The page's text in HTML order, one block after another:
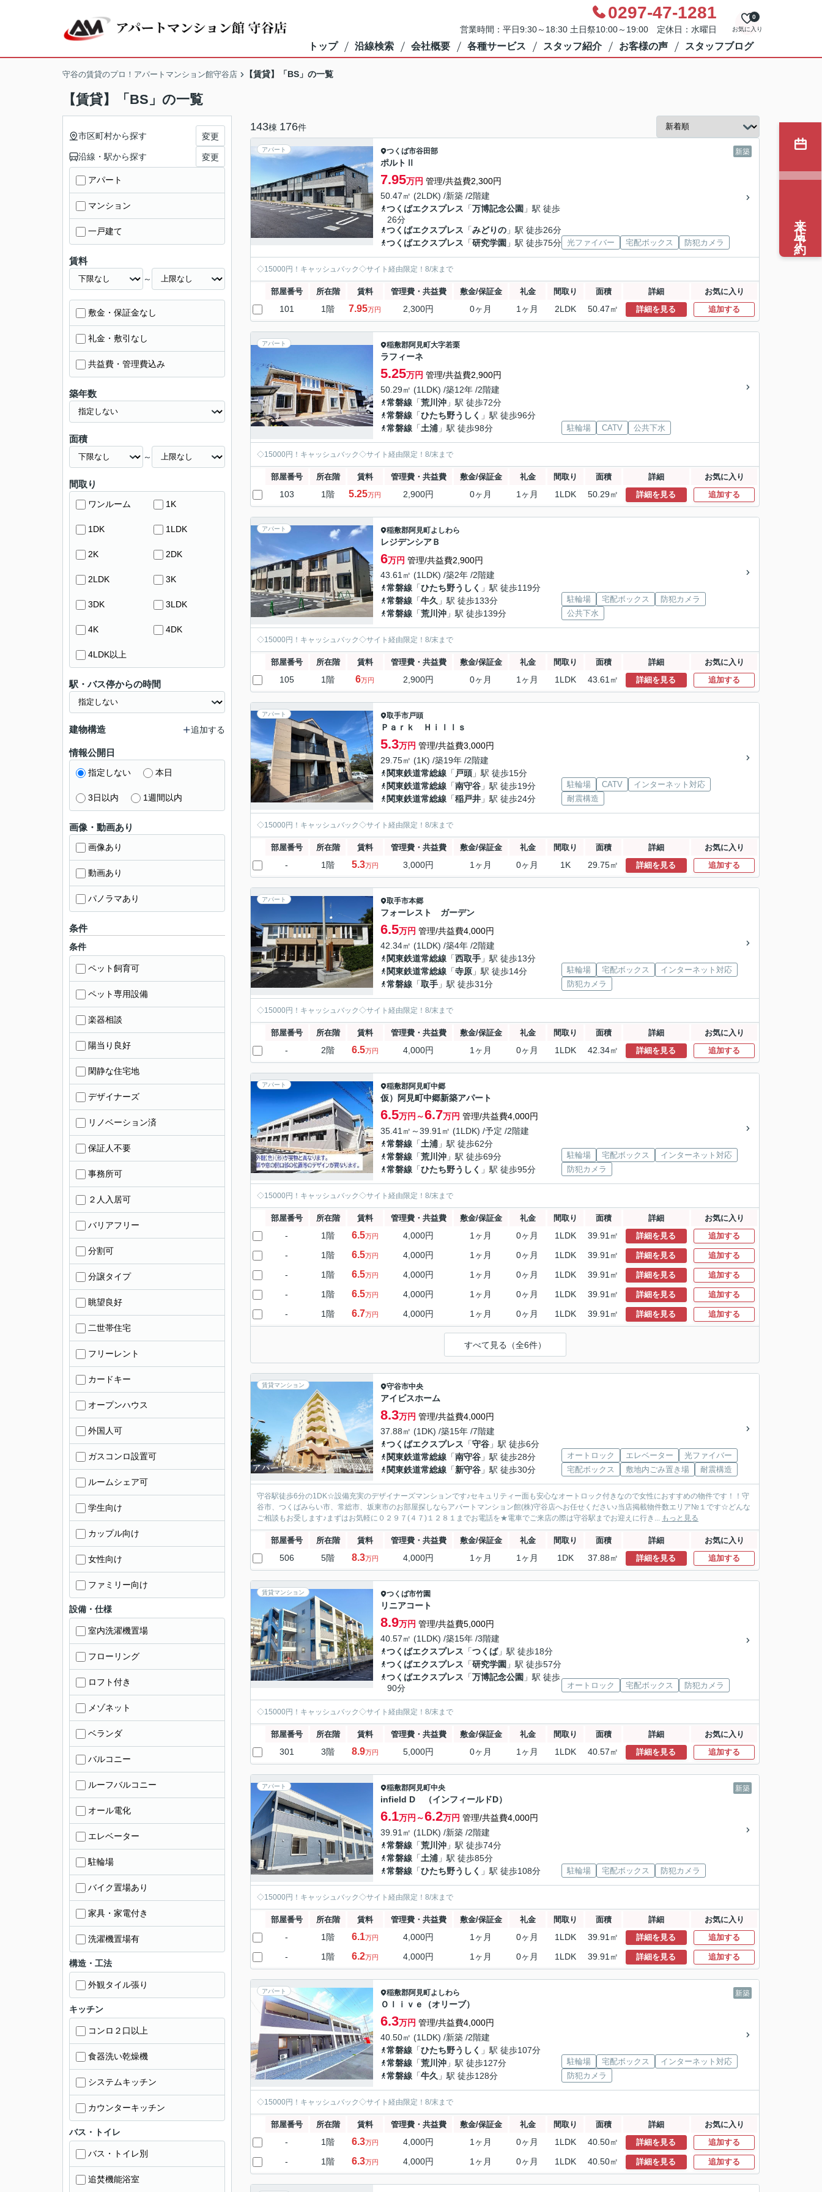
0297-47-1281
営業時間：平日9:30～18:30 土日祭10:00～19:00 定休日：水曜日 お気に入り
0
トップ 沿線検索 会社概要 各種サービス スタッフ紹介 お客様の声 スタッフブログ
守谷の賃貸のプロ！アパートマンション館守谷店 【賃貸】「BS」の一覧
【賃貸】「BS」の一覧
143棟 176件
アパート 新築
つくば市谷田部
ポルトⅡ
7.95万円 管理/共益費2,300円
50.47㎡ (2LDK) /新築 /2階建
つくばエクスプレス 「万博記念公園 」駅 徒歩
26分
つくばエクスプレス 「みどりの 」駅 徒歩26分
つくばエクスプレス 「研究学園 」駅 徒歩75分 光ファイバー 宅配ボックス 防犯カメラ
◇15000円！キャッシュバック◇サイト経由限定！8/末まで
部屋番号 所在階 賃料 管理費・共益費 敷金/保証金 礼金 間取り 面積 詳細 お気に入り
101 1階 7.95万円 2,300円 0ヶ月 1ヶ月 2LDK 50.47㎡ 詳細を見る 追加する
アパート 稲敷郡阿見町大字若栗
ラフィーネ
5.25万円 管理/共益費2,900円
50.29㎡ (1LDK) /築12年 /2階建
常磐線 「荒川沖 」駅 徒歩72分
常磐線 「ひたち野うしく 」駅 徒歩96分
常磐線 「土浦 」駅 徒歩98分 駐輪場 CATV 公共下水
◇15000円！キャッシュバック◇サイト経由限定！8/末まで
部屋番号 所在階 賃料 管理費・共益費 敷金/保証金 礼金 間取り 面積 詳細 お気に入り
103 1階 5.25万円 2,900円 0ヶ月 1ヶ月 1LDK 50.29㎡ 詳細を見る 追加する
アパート 稲敷郡阿見町よしわら
レジデンシアＢ
6万円 管理/共益費2,900円
43.61㎡ (1LDK) /築2年 /2階建
常磐線 「ひたち野うしく 」駅 徒歩119分
常磐線 「牛久 」駅 徒歩133分
常磐線 「荒川沖 」駅 徒歩139分
駐輪場 宅配ボックス
防犯カメラ
公共下水
◇15000円！キャッシュバック◇サイト経由限定！8/末まで
部屋番号 所在階 賃料 管理費・共益費 敷金/保証金 礼金 間取り 面積 詳細 お気に入り
105 1階 6万円 2,900円 0ヶ月 1ヶ月 1LDK 43.61㎡ 詳細を見る 追加する
アパート 取手市戸頭
Ｐａｒｋ Ｈｉｌｌｓ
5.3万円 管理/共益費3,000円
29.75㎡ (1K) /築19年 /2階建
関東鉄道常総線 「 戸頭 」駅 徒歩15分
関東鉄道常総線 「南守谷 」駅 徒歩19分
関東鉄道常総線 「稲戸井 」駅 徒歩24分
駐輪場 CATV
インターネット対応
耐震構造
◇15000円！キャッシュバック◇サイト経由限定！8/末まで
部屋番号 所在階 賃料 管理費・共益費 敷金/保証金 礼金 間取り 面積 詳細 お気に入り
- 1階 5.3万円 3,000円 1ヶ月 0ヶ月 1K 29.75㎡ 詳細を見る 追加する
アパート 取手市本郷
フォーレスト ガーデン
6.5万円 管理/共益費4,000円
42.34㎡ (1LDK) /築4年 /2階建
関東鉄道常総線 「西取手 」駅 徒歩13分
関東鉄道常総線 「寺原 」駅 徒歩14分
常磐線 「取手 」駅 徒歩31分
駐輪場 宅配ボックス
インターネット対応
防犯カメラ
◇15000円！キャッシュバック◇サイト経由限定！8/末まで
部屋番号 所在階 賃料 管理費・共益費 敷金/保証金 礼金 間取り 面積 詳細 お気に入り
- 2階 6.5万円 4,000円 1ヶ月 0ヶ月 1LDK 42.34㎡ 詳細を見る 追加する
アパート 稲敷郡阿見町中郷
仮）阿見町中郷新築アパート
6.5万円～6.7万円 管理/共益費4,000円
35.41㎡～39.91㎡ (1LDK) /予定 /2階建
常磐線 「土浦 」駅 徒歩62分
常磐線 「荒川沖 」駅 徒歩69分
常磐線 「ひたち野うしく 」駅 徒歩95分
駐輪場 宅配ボックス
インターネット対応
防犯カメラ
◇15000円！キャッシュバック◇サイト経由限定！8/末まで
部屋番号 所在階 賃料 管理費・共益費 敷金/保証金 礼金 間取り 面積 詳細 お気に入り
- 1階 6.5万円 4,000円 1ヶ月 0ヶ月 1LDK 39.91㎡ 詳細を見る 追加する
- 1階 6.5万円 4,000円 1ヶ月 0ヶ月 1LDK 39.91㎡ 詳細を見る 追加する
- 1階 6.5万円 4,000円 1ヶ月 0ヶ月 1LDK 39.91㎡ 詳細を見る 追加する
- 1階 6.5万円 4,000円 1ヶ月 0ヶ月 1LDK 39.91㎡ 詳細を見る 追加する
- 1階 6.7万円 4,000円 1ヶ月 0ヶ月 1LDK 39.91㎡ 詳細を見る 追加する
すべて見る（全6件）
賃貸マンション 守谷市中央
アイビスホーム
8.3万円 管理/共益費4,000円
37.88㎡ (1DK) /築15年 /7階建
つくばエクスプレス 「守谷 」駅 徒歩6分
関東鉄道常総線 「南守谷 」駅 徒歩28分
関東鉄道常総線 「新守谷 」駅 徒歩30分
オートロック エレベーター
光ファイバー
宅配ボックス
敷地内ごみ置き場 耐震構造
守谷駅徒歩6分の1DK☆設備充実のデザイナーズマンションです♪セキュリティー面も安心なオートロック付きなので女性におすすめの物件です！！守
谷市、つくばみらい市、常総市、坂東市のお部屋探しならアパートマンション館(株)守谷店へお任せください♪当店掲載物件数エリア№１です☆どんな
ご相談もお受します♪まずはお気軽に０２９７(４７)１２８１までお電話を★電車でご来店の際は守谷駅までお迎えに行き... もっと見る
部屋番号 所在階 賃料 管理費・共益費 敷金/保証金 礼金 間取り 面積 詳細 お気に入り
506 5階 8.3万円 4,000円 1ヶ月 1ヶ月 1DK 37.88㎡ 詳細を見る 追加する
賃貸マンション つくば市竹園
リニアコート
8.9万円 管理/共益費5,000円
40.57㎡ (1LDK) /築15年 /3階建
つくばエクスプレス 「つくば」駅 徒歩18分
つくばエクスプレス 「研究学園 」駅 徒歩57分
つくばエクスプレス 「万博記念公園 」駅 徒歩
90分
オートロック 宅配ボックス 防犯カメラ
◇15000円！キャッシュバック◇サイト経由限定！8/末まで
部屋番号 所在階 賃料 管理費・共益費 敷金/保証金 礼金 間取り 面積 詳細 お気に入り
301 3階 8.9万円 5,000円 0ヶ月 1ヶ月 1LDK 40.57㎡ 詳細を見る 追加する
アパート 新築
稲敷郡阿見町中央
infield D （インフィールドD）
6.1万円～6.2万円 管理/共益費4,000円
39.91㎡ (1LDK) /新築 /2階建
常磐線 「荒川沖 」駅 徒歩74分
常磐線 「土浦 」駅 徒歩85分
常磐線 「ひたち野うしく 」駅 徒歩108分 駐輪場 宅配ボックス 防犯カメラ
◇15000円！キャッシュバック◇サイト経由限定！8/末まで
部屋番号 所在階 賃料 管理費・共益費 敷金/保証金 礼金 間取り 面積 詳細 お気に入り
- 1階 6.1万円 4,000円 1ヶ月 0ヶ月 1LDK 39.91㎡ 詳細を見る 追加する
- 1階 6.2万円 4,000円 1ヶ月 0ヶ月 1LDK 39.91㎡ 詳細を見る 追加する
アパート 新築
稲敷郡阿見町よしわら
Ｏｌｉｖｅ（オリーブ）
6.3万円 管理/共益費4,000円
40.50㎡ (1LDK) /新築 /2階建
常磐線 「ひたち野うしく 」駅 徒歩107分
常磐線 「荒川沖 」駅 徒歩127分
常磐線 「牛久 」駅 徒歩128分
駐輪場 宅配ボックス
インターネット対応
防犯カメラ
◇15000円！キャッシュバック◇サイト経由限定！8/末まで
部屋番号 所在階 賃料 管理費・共益費 敷金/保証金 礼金 間取り 面積 詳細 お気に入り
- 1階 6.3万円 4,000円 1ヶ月 0ヶ月 1LDK 40.50㎡ 詳細を見る 追加する
- 1階 6.3万円 4,000円 1ヶ月 0ヶ月 1LDK 40.50㎡ 詳細を見る 追加する
市区町村から探す 変更
沿線・駅から探す 変更
アパート
マンション
一戸建て
賃料
～
敷金・保証金なし
礼金・敷引なし
共益費・管理費込み
築年数
面積
～
間取り
ワンルーム 1K
1DK 1LDK
2K 2DK
2LDK 3K
3DK 3LDK
4K 4DK
4LDK以上
駅・バス停からの時間
建物構造 追加する
情報公開日
指定しない 本日
3日以内 1週間以内
画像・動画あり
画像あり
動画あり
パノラマあり
条件
条件
ペット飼育可
ペット専用設備
楽器相談
陽当り良好
閑静な住宅地
デザイナーズ
リノベーション済
保証人不要
事務所可
２人入居可
バリアフリー
分割可
分譲タイプ
眺望良好
二世帯住宅
フリーレント
カードキー
オープンハウス
外国人可
ガスコンロ設置可
ルームシェア可
学生向け
カップル向け
女性向け
ファミリー向け
設備・仕様
室内洗濯機置場
フローリング
ロフト付き
メゾネット
ベランダ
バルコニー
ルーフバルコニー
オール電化
エレベーター
駐輪場
バイク置場あり
家具・家電付き
洗濯機置場有
構造・工法
外観タイル張り
キッチン
コンロ２口以上
食器洗い乾燥機
システムキッチン
カウンターキッチン
バス・トイレ
バス・トイレ別
追焚機能浴室
来店予約